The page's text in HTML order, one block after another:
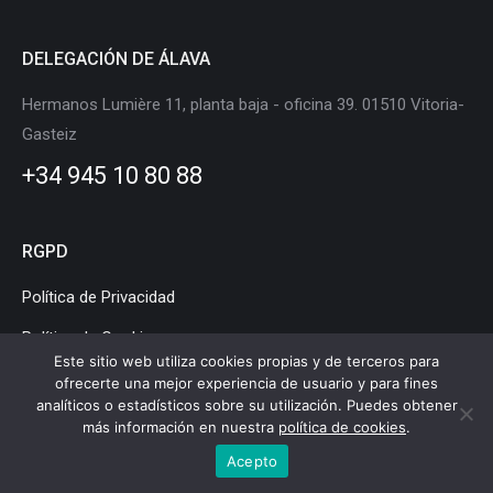
DELEGACIÓN DE ÁLAVA
Hermanos Lumière 11, planta baja - oficina 39. 01510 Vitoria-
Gasteiz
+34 945 10 80 88
RGPD
Política de Privacidad
Política de Cookies
Aviso Legal
Clúster de Movilidad y Logística de Euskadi © Copyright |
Este sitio web utiliza cookies propias y de terceros para
ofrecerte una mejor experiencia de usuario y para fines
analíticos o estadísticos sobre su utilización. Puedes obtener
más información en nuestra política de cookies.
Acepto